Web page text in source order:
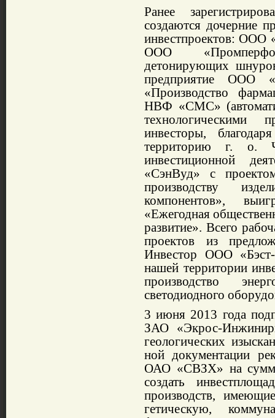
Ранее
создаются дочер­ние
инвест­проектов: ООО
ООО «Промперфо
детонирующих
предприятие ООО
«Производство
НВФ «СМС»
технологическими
инвесторы,
территорию г. о.
инвестиционной
«СэнВуд» с
производству
компонентов»,
«Ежегодная
развитие». Всего
проектов из
Инвестор ООО «Бэст-
нашей территории
производство
светодиодного
3 июня 2013 года
ЗАО «Экрос-
геологи­ческих
ной документации
ОАО «СВЗХ» на
создать
произ­водств,
гетическую,